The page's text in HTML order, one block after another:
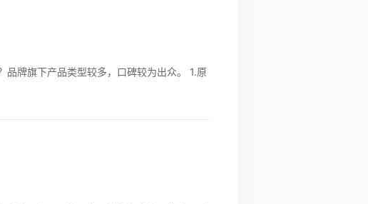
牌旗下产品类型较多，口碑较为出众。 1.原